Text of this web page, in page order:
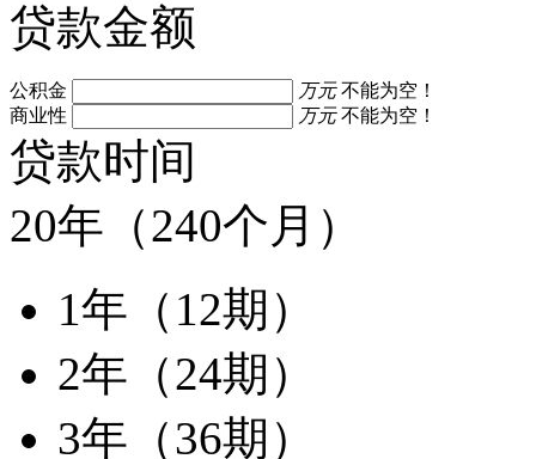
贷款金额
公积金 万元 不能为空！
商业性
万元 不能为空！
贷款时间
20年（240个月）
1年（12期）
2年（24期）
3年（36期）